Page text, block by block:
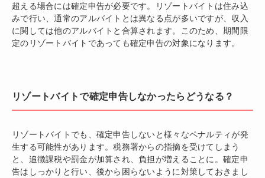
超える場合には確定申告が必要です。リゾートバイトは住み込
みで行い、通常のアルバイトとは異なる点が多いですが、収入
に関しては他のアルバイトと合算されます。このため、期間限
定のリゾートバイトであっても確定申告の対象になります。
リゾートバイトで確定申告しなかったらどうなる？
リゾートバイトでも、確定申告しないと様々なペナルティが発
生する可能性があります。税務署からの指摘を受けてしまう
と、追徴課税や罰金が加算され、負担が増えることに。確定申
告はしっかりと行い、後から困らないように対策しておきまし